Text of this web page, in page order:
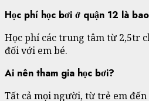
Học phí học bơi ở quận 12 là
Học phí các trung tâm từ 2,5tr
đối với em bé.
Ai nên tham gia học bơi?
Tất cả mọi người, từ trẻ em